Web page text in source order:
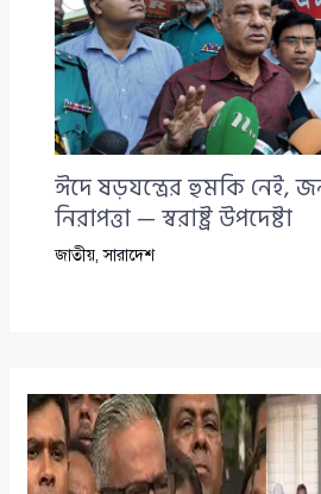
ঈদে ষড়যন্ত্রের হুমকি নেই,
নিরাপত্তা — স্বরাষ্ট্র উপদেষ্টা
জাতীয়,সারাদেশ